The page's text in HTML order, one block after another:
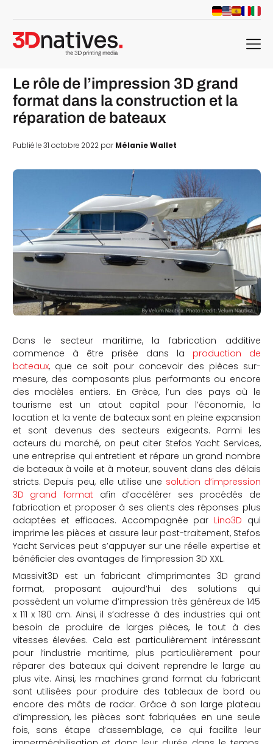
menu
Le rôle de l’impression 3D grand
format dans la construction et la
réparation de bateaux
Publié le 31 octobre 2022 parMélanie Wallet
Dans le secteur maritime, la fabrication additive
commence à être prisée dans la production de
bateaux, que ce soit pour concevoir des pièces sur-
mesure, des composants plus performants ou encore
des modèles entiers. En Grèce, l’un des pays où le
tourisme est un atout capital pour l’économie, la
location et la vente de bateaux sont en pleine expansion
et sont devenus des secteurs exigeants. Parmi les
acteurs du marché, on peut citer Stefos Yacht Services,
une entreprise qui entretient et répare un grand nombre
de bateaux à voile et à moteur, souvent dans des délais
stricts. Depuis peu, elle utilise une solution d’impression
3D grand format afin d’accélérer ses procédés de
fabrication et proposer à ses clients des réponses plus
adaptées et efficaces. Accompagnée par Lino3D qui
imprime les pièces et assure leur post-traitement, Stefos
Yacht Services peut s’appuyer sur une réelle expertise et
bénéficier des avantages de l’impression 3D XXL.
Massivit3D est un fabricant d’imprimantes 3D grand
format, proposant aujourd’hui des solutions qui
possèdent un volume d’impression très généreux de 145
x 111 x 180 cm. Ainsi, il s’adresse à des industries qui ont
besoin de produire de larges pièces, le tout à des
vitesses élevées. Cela est particulièrement intéressant
pour l’industrie maritime, plus particulièrement pour
réparer des bateaux qui doivent reprendre le large au
plus vite. Ainsi, les machines grand format du fabricant
sont utilisées pour produire des tableaux de bord ou
encore des mâts de radar. Grâce à son large plateau
d’impression, les pièces sont fabriquées en une seule
fois, sans étape d’assemblage, ce qui facilite leur